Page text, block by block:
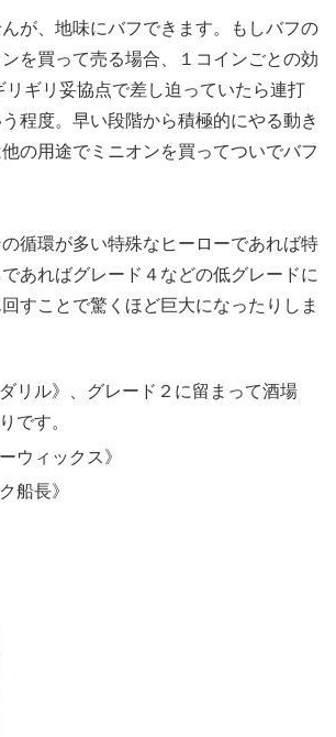
が、地味にバフできます。もしバフの
を買って売る場合、１コインごとの効
リギリ妥協点で差し迫っていたら連打
程度。早い段階から積極的にやる動き
の用途でミニオンを買ってついでバフ
循環が多い特殊なヒーローであれば特
あればグレード４などの低グレードに
すことで驚くほど巨大になったりしま
ダリル》、グレード２に留まって酒場
です。
ウィックス》
船長》